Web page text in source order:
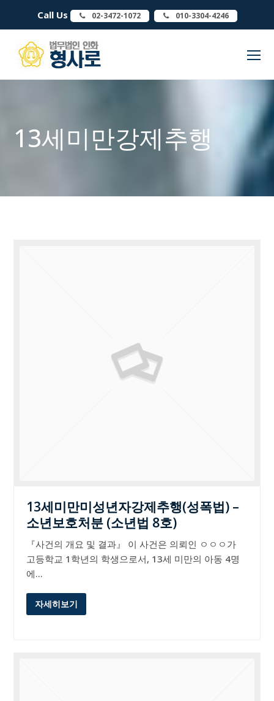
Call Us 02-3472-1072 010-3304-4246
13세미만강제추행
13세미만미성년자강제추행(성폭법) –
소년보호처분 (소년법 8호)
『사건의 개요 및 결과』 이 사건은 의뢰인 ㅇㅇㅇ가
고등학교 1학년의 학생으로서, 13세 미만의 아동 4명
에…
자세히보기